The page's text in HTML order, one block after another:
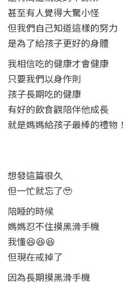
甚至有人覺得大驚小怪
但我們自己知道這樣的努力
是為了給孩子更好的身體
我相信吃的健康才會健康
只要我們以身作則
孩子長期吃的健康
有好的飲食觀陪伴他成長
就是媽媽給孩子最棒的禮物！
想發這篇很久
但一忙就忘了🥹
陪睡的時候
媽媽忍不住摸黑滑手機
我懂😆😆😆
但現在戒掉了
因為長期摸黑滑手機